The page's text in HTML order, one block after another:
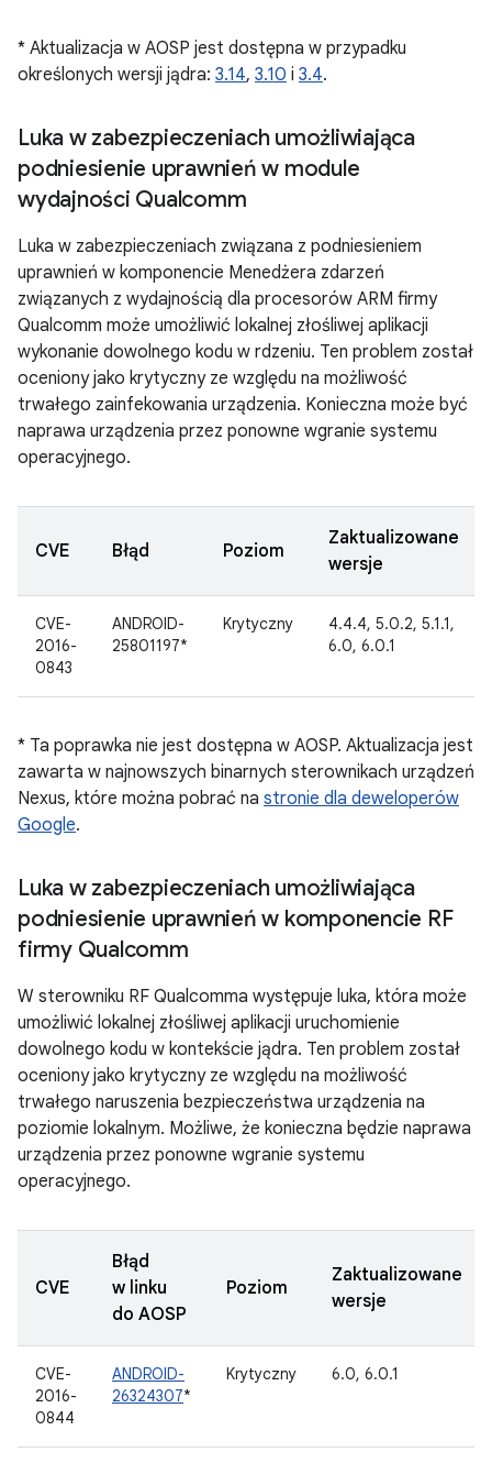
* Aktualizacja w AOSP jest dostępna w przypadku
określonych wersji jądra: 3.14, 3.10 i 3.4.
Luka w zabezpieczeniach umożliwiająca
podniesienie uprawnień w module
wydajności Qualcomm
Luka w zabezpieczeniach związana z podniesieniem
uprawnień w komponencie Menedżera zdarzeń
związanych z wydajnością dla procesorów ARM firmy
Qualcomm może umożliwić lokalnej złośliwej aplikacji
wykonanie dowolnego kodu w rdzeniu. Ten problem został
oceniony jako krytyczny ze względu na możliwość
trwałego zainfekowania urządzenia. Konieczna może być
naprawa urządzenia przez ponowne wgranie systemu
operacyjnego.
CVE Błąd Poziom
Zaktualizowane
wersje
CVE-
2016-
0843
ANDROID-
25801197*
Krytyczny
4.4.4, 5.0.2, 5.1.1,
6.0, 6.0.1
* Ta poprawka nie jest dostępna w AOSP. Aktualizacja jest
zawarta w najnowszych binarnych sterownikach urządzeń
Nexus, które można pobrać na stronie dla deweloperów
Google.
Luka w zabezpieczeniach umożliwiająca
podniesienie uprawnień w komponencie RF
firmy Qualcomm
W sterowniku RF Qualcomma występuje luka, która może
umożliwić lokalnej złośliwej aplikacji uruchomienie
dowolnego kodu w kontekście jądra. Ten problem został
oceniony jako krytyczny ze względu na możliwość
trwałego naruszenia bezpieczeństwa urządzenia na
poziomie lokalnym. Możliwe, że konieczna będzie naprawa
urządzenia przez ponowne wgranie systemu
operacyjnego.
CVE
Błąd
w linku
do AOSP
Poziom
Zaktualizowane
wersje
CVE-
2016-
0844
ANDROID-
26324307*
Krytyczny 6.0, 6.0.1